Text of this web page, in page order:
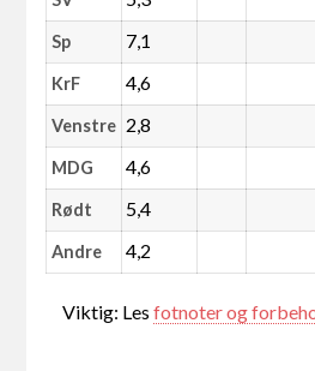
Sp 7,1
KrF 4,6
Venstre 2,8
MDG 4,6
Rødt 5,4
Andre 4,2
Viktig: Lesfotnoter og